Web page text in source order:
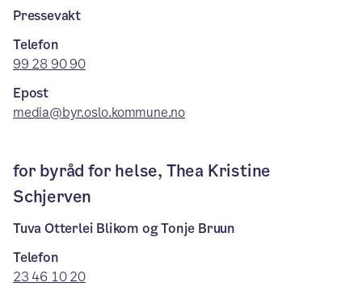
Pressevakt
Telefon
99 28 90 90
Epost
media@byr.oslo.kommune.no
for byråd for helse, Thea Kristine
Schjerven
Tuva Otterlei Blikom og Tonje Bruun
Telefon
23 46 10 20